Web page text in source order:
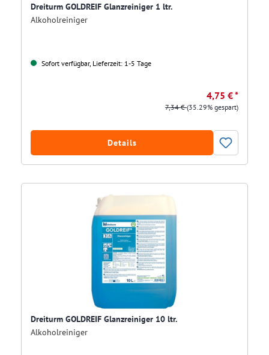
Dreiturm GOLDREIF Glanzreiniger 1 ltr.
Alkoholreiniger
Sofort verfügbar, Lieferzeit: 1-5 Tage
4,75 € *
7,34 €(35.29% gespart)
Details
Dreiturm GOLDREIF Glanzreiniger 10 ltr.
Alkoholreiniger